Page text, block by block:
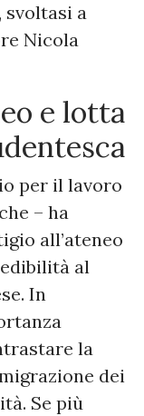
svoltasi a
Nicola
e lotta
per il lavoro
– ha
all’ateneo
al
In
la
dei
Se più